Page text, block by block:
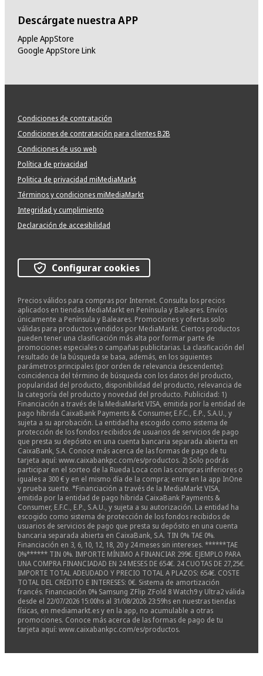
Descárgate nuestra APP
Apple AppStore
Google AppStore Link
Condiciones de contratación
Condiciones de contratación para clientes B2B
Condiciones de uso web
Política de privacidad
Politica de privacidad miMediaMarkt
Términos y condiciones miMediaMarkt
Integridad y cumplimiento
Declaración de accesibilidad
Configurar cookies
Precios válidos para compras por Internet. Consulta los precios
aplicados en tiendas MediaMarkt en Península y Baleares. Envíos
únicamente a Península y Baleares. Promociones y ofertas solo
válidas para productos vendidos por MediaMarkt. Ciertos productos
pueden tener una clasificación más alta por formar parte de
promociones especiales o campañas publicitarias. La clasificación del
resultado de la búsqueda se basa, además, en los siguientes
parámetros principales (por orden de relevancia descendente):
coincidencia del término de búsqueda con los datos del producto,
popularidad del producto, disponibilidad del producto, relevancia de
la categoría del producto y novedad del producto. Publicidad: 1)
Financiación a través de la MediaMarkt VISA, emitida por la entidad de
pago híbrida CaixaBank Payments & Consumer, E.F.C., E.P., S.A.U., y
sujeta a su aprobación. La entidad ha escogido como sistema de
protección de los fondos recibidos de usuarios de servicios de pago
que presta su depósito en una cuenta bancaria separada abierta en
CaixaBank, S.A. Conoce más acerca de las formas de pago de tu
tarjeta aquí: www.caixabankpc.com/es/productos. 2) Solo podrás
participar en el sorteo de la Rueda Loca con las compras inferiores o
iguales a 300 € y en el mismo día de la compra; entra en la app InOne
y prueba suerte. *Financiación a través de la MediaMarkt VISA,
emitida por la entidad de pago híbrida CaixaBank Payments &
Consumer, E.F.C., E.P., S.A.U., y sujeta a su autorización. La entidad ha
escogido como sistema de protección de los fondos recibidos de
usuarios de servicios de pago que presta su depósito en una cuenta
bancaria separada abierta en CaixaBank, S.A. TIN 0% TAE 0%.
Financiación en 3, 6, 10, 12, 18, 20 y 24 meses sin intereses. ******TAE
0%****** TIN 0%. IMPORTE MÍNIMO A FINANCIAR 299€. EJEMPLO PARA
UNA COMPRA FINANCIADAD EN 24 MESES DE 654€. 24 CUOTAS DE 27,25€.
IMPORTE TOTAL ADEUDADO Y PRECIO TOTAL A PLAZOS: 654€. COSTE
TOTAL DEL CRÉDITO E INTERESES: 0€. Sistema de amortización
francés. Financiación 0% Samsung ZFlip ZFold 8 Watch9 y Ultra2 válida
desde el 22/07/2026 15:00hs al 31/08/2026 23:59hs en nuestras tiendas
físicas, en mediamarkt.es y en la app, no acumulable a otras
promociones. Conoce más acerca de las formas de pago de tu
tarjeta aquí: www.caixabankpc.com/es/productos.